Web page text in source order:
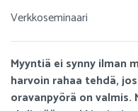
Verkkoseminaari
Myyntiä ei synny ilman
harvoin rahaa tehdä,
oravanpyörä on valmis.